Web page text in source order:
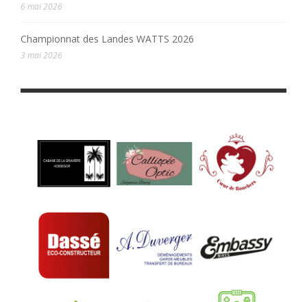
6 mai 2026
Championnat des Landes WATTS 2026
3 mai 2026